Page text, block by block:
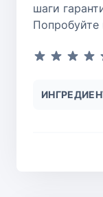
шаги
Попробуйте